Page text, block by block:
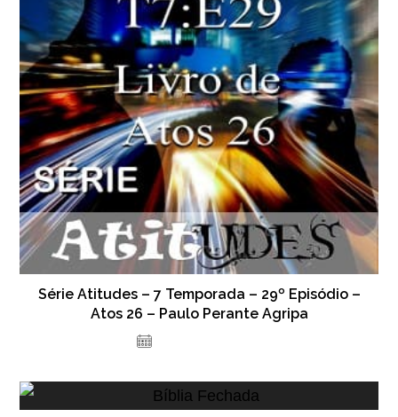
Série Atitudes – 7 Temporada – 29º Episódio –
Atos 26 – Paulo Perante Agripa